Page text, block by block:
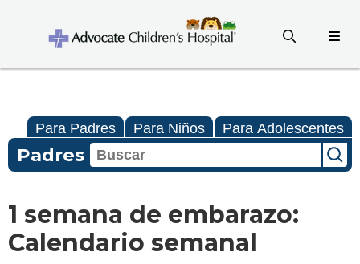
Para Padres Para Niños Para Adolescentes
Padres
1 semana de embarazo:
Calendario semanal